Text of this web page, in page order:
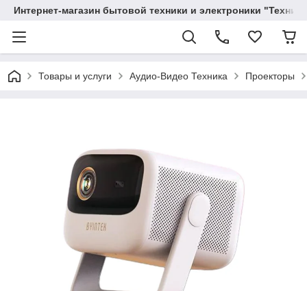
Интернет-магазин бытовой техники и электроники
Товары и услуги Аудио-Видео Техника Проекторы